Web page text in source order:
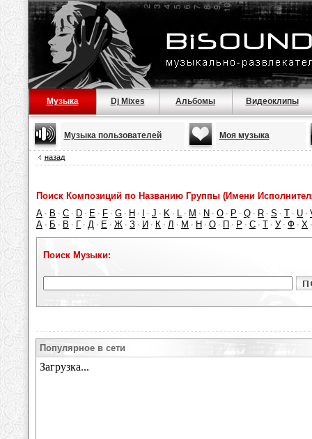
Музыка Dj Mixes Альбомы Видеоклипы
Музыка пользователей Моя музыка
назад
Поиск Композиций по Названию Группы (Имени
A · B · C · D · E · F · G · H · · J · K · L · M · N · O · P · Q · R · S · T · U ·
А · Б · В · Г · Д · Е · Ж · З · И · К · Л · М · Н · О · П · Р · С · Т · У · Ф · Х
Поиск Музыки:
Популярное в сети